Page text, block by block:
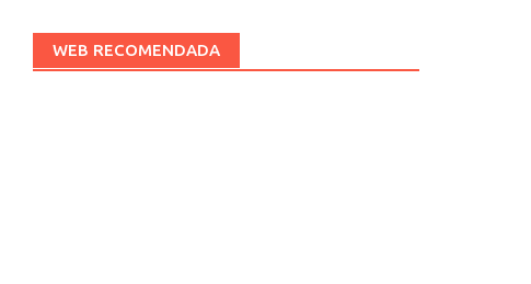
WEB RECOMENDADA